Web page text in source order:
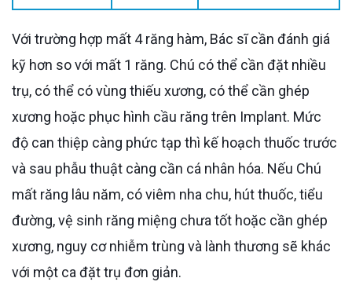
Với trường hợp mất 4 răng hàm, Bác sĩ cần đánh giá
kỹ hơn so với mất 1 răng. Chú có thể cần đặt nhiều
trụ, có thể có vùng thiếu xương, có thể cần ghép
xương hoặc phục hình cầu răng trên Implant. Mức
độ can thiệp càng phức tạp thì kế hoạch thuốc trước
và sau phẫu thuật càng cần cá nhân hóa. Nếu Chú
mất răng lâu năm, có viêm nha chu, hút thuốc, tiểu
đường, vệ sinh răng miệng chưa tốt hoặc cần ghép
xương, nguy cơ nhiễm trùng và lành thương sẽ khác
với một ca đặt trụ đơn giản.